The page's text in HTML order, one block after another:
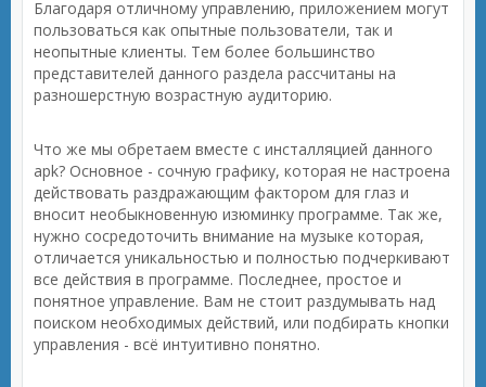
Благодаря отличному управлению, приложением могут
пользоваться как опытные пользователи, так и
неопытные клиенты. Тем более большинство
представителей данного раздела рассчитаны на
разношерстную возрастную аудиторию.
Что же мы обретаем вместе с инсталляцией данного
apk? Основное - сочную графику, которая не настроена
действовать раздражающим фактором для глаз и
вносит необыкновенную изюминку программе. Так же,
нужно сосредоточить внимание на музыке которая,
отличается уникальностью и полностью подчеркивают
все действия в программе. Последнее, простое и
понятное управление. Вам не стоит раздумывать над
поиском необходимых действий, или подбирать кнопки
управления - всё интуитивно понятно.